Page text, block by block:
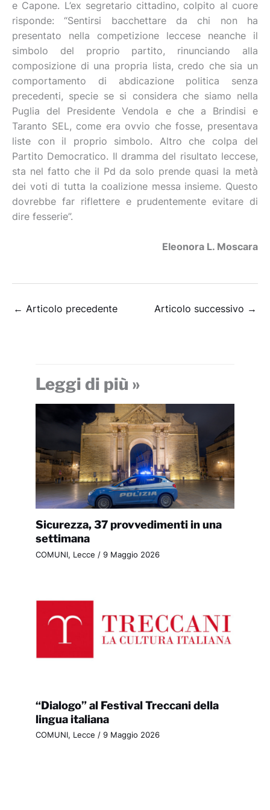
e Capone. L’ex segretario cittadino, colpito al cuore
risponde: “Sentirsi bacchettare da chi non ha
presentato nella competizione leccese neanche il
simbolo del proprio partito, rinunciando alla
composizione di una propria lista, credo che sia un
comportamento di abdicazione politica senza
precedenti, specie se si considera che siamo nella
Puglia del Presidente Vendola e che a Brindisi e
Taranto SEL, come era ovvio che fosse, presentava
liste con il proprio simbolo. Altro che colpa del
Partito Democratico. Il dramma del risultato leccese,
sta nel fatto che il Pd da solo prende quasi la metà
dei voti di tutta la coalizione messa insieme. Questo
dovrebbe far riflettere e prudentemente evitare di
dire fesserie”.
Eleonora L. Moscara
← Articolo precedente Articolo successivo →
Leggi di più »
Sicurezza, 37 provvedimenti in una
settimana
COMUNI, Lecce / 9 Maggio 2026
“Dialogo” al Festival Treccani della
lingua italiana
COMUNI, Lecce / 9 Maggio 2026